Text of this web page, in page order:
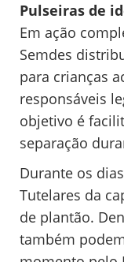
Pulseiras de
Em ação
Semdes
para crianças
responsáveis
objetivo é
separação
Durante os
Tutelares da
de plantão.
também